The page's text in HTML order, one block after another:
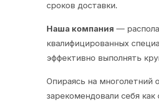
сроков доставки.
Наша компания —
квалифицированных
эффективно выполнять
Опираясь на
зарекомендовали себя